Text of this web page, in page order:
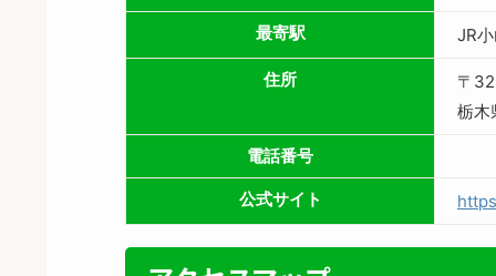
最寄駅 JR
住所
〒
栃木
電話番号
公式サイト